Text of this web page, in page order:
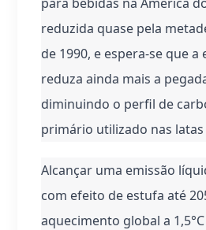
reduzida quase pela
de 1990, e espera-se que a
reduza ainda mais a
diminuindo o perfil de
primário utilizado nas latas
Alcançar uma emissão
com efeito de estufa até
aquecimento global a